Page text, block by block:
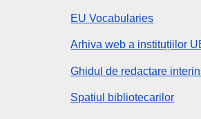
EU Vocabularies
Arhiva web a instituțiilor
Ghidul de redactare
Spațiul bibliotecarilor